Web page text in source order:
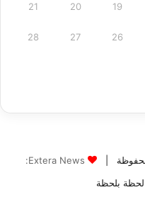
19
20
21
26
27
28
Extera News:
لحظة بلحظة